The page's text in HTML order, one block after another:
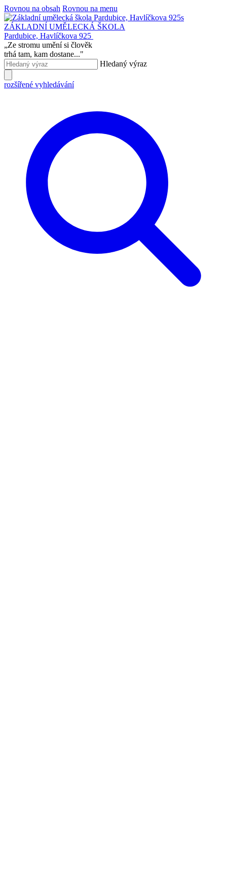
Rovnou na obsah Rovnou na menu
ZÁKLADNÍ UMĚLECKÁ ŠKOLA
Pardubice, Havlíčkova 925
„Ze stromu umění si člověk
trhá tam, kam dostane..."
Hledaný výraz
rozšířené vyhledávání